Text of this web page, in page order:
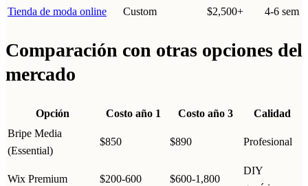
Tienda de moda online Custom $2,500+ 4-6 sem
Comparación con otras opciones del
mercado
Opción Costo año 1 Costo año 3
Calidad
Bripe Media
(Essential)
$850 $890 Profesional
Wix Premium $200-600 $600-1,800
DIY